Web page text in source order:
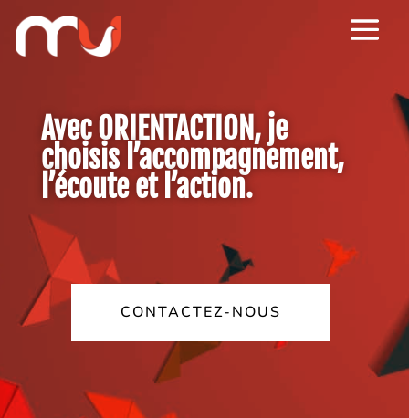
Avec ORIENTACTION, je
choisis l’accompagnement,
l’écoute et l’action.
CONTACTEZ-NOUS